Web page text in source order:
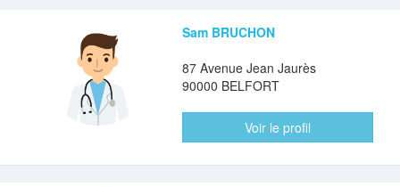
Sam BRUCHON
87 Avenue Jean Jaurès
90000 BELFORT
Voir le profil